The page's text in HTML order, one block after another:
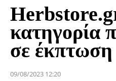
κατηγορία
σε έκπτωση
09/08/2023 12:20